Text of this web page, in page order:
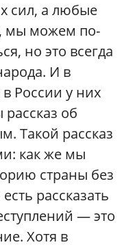
сил, а любые
мы можем по-
но это всегда
И в
России у них
рассказ об
Такой рассказ
как же мы
страны без
рассказать
— это
Хотя в